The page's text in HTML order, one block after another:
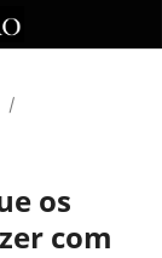
/
os
com